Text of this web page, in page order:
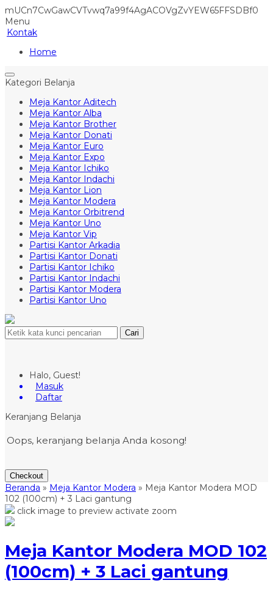
mUCn7CwGawCVTvwq7a99f4AgACOVgZvYEW65FFSDBf0
Menu
Kontak
Home
Kategori Belanja
Meja Kantor Aditech
Meja Kantor Alba
Meja Kantor Brother
Meja Kantor Donati
Meja Kantor Euro
Meja Kantor Expo
Meja Kantor Ichiko
Meja Kantor Indachi
Meja Kantor Lion
Meja Kantor Modera
Meja Kantor Orbitrend
Meja Kantor Uno
Meja Kantor Vip
Partisi Kantor Arkadia
Partisi Kantor Donati
Partisi Kantor Ichiko
Partisi Kantor Indachi
Partisi Kantor Modera
Partisi Kantor Uno
Cari
Halo, Guest!
Masuk
Daftar
Keranjang Belanja
Oops, keranjang belanja Anda kosong!
Checkout
Beranda » Meja Kantor Modera » Meja Kantor Modera MOD
102 (100cm) + 3 Laci gantung
click image to preview activate zoom
Meja Kantor Modera MOD 102
(100cm) + 3 Laci gantung